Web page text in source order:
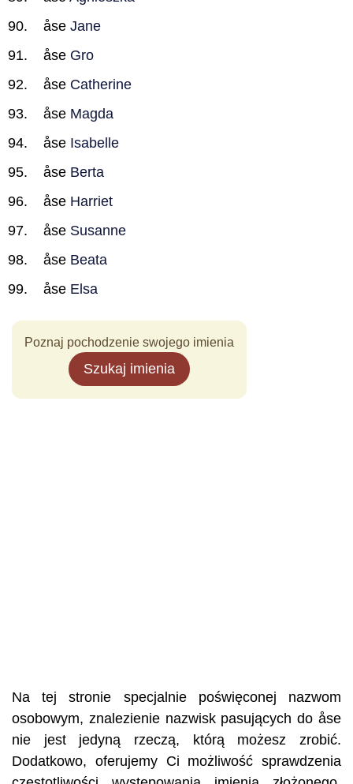
åse Jane
åse Gro
åse Catherine
åse Magda
åse Isabelle
åse Berta
åse Harriet
åse Susanne
åse Beata
åse Elsa
Poznaj pochodzenie swojego imienia
Szukaj imienia
Na tej stronie specjalnie poświęconej nazwom
osobowym, znalezienie nazwisk pasujących do åse
nie jest jedyną rzeczą, którą możesz zrobić.
Dodatkowo, oferujemy Ci możliwość sprawdzenia